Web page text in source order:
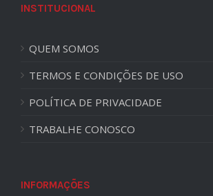
INSTITUCIONAL
QUEM SOMOS
TERMOS E CONDIÇÕES DE USO
POLÍTICA DE PRIVACIDADE
TRABALHE CONOSCO
INFORMAÇÕES